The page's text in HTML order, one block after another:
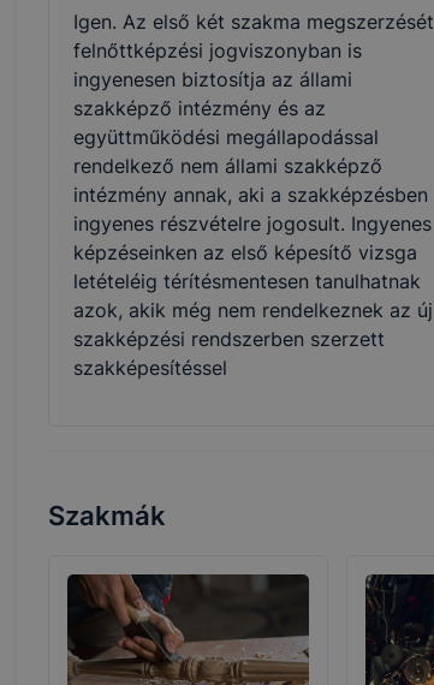
Igen. Az első két szakma megszerzését
felnőttképzési jogviszonyban is
ingyenesen biztosítja az állami
szakképző intézmény és az
együttműködési megállapodással
rendelkező nem állami szakképző
intézmény annak, aki a szakképzésben
ingyenes részvételre jogosult. Ingyenes
képzéseinken az első képesítő vizsga
letételéig térítésmentesen tanulhatnak
azok, akik még nem rendelkeznek az új
szakképzési rendszerben szerzett
szakképesítéssel
Szakmák